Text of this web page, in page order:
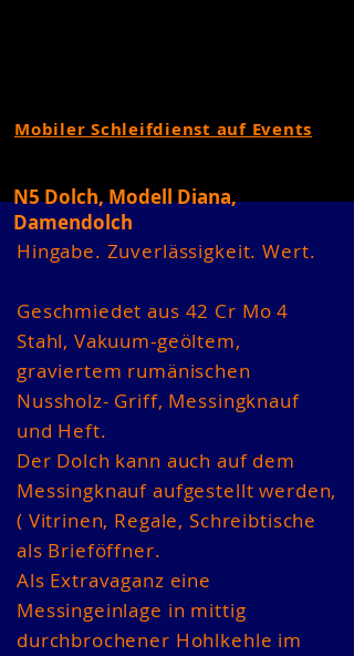
Mobiler Schleifdienst auf Events
N5 Dolch, Modell Diana,
Damendolch
Hingabe. Zuverlässigkeit. Wert.
Geschmiedet aus 42 Cr Mo 4
Stahl, Vakuum-geöltem,
graviertem rumänischen
Nussholz- Griff, Messingknauf
und Heft.
Der Dolch kann auch auf dem
Messingknauf aufgestellt werden,
( Vitrinen, Regale, Schreibtische
als Brieföffner.
Als Extravaganz eine
Messingeinlage in mittig
durchbrochener Hohlkehle im